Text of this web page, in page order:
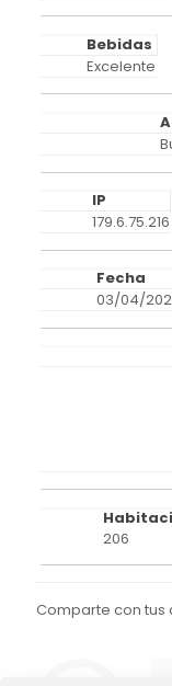
Bebidas
Excelente
IP
179.6.75.216
Fecha
03/04/
206
Comparte con tus